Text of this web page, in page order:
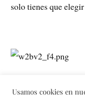
solo tienes que
Usamos cookies en